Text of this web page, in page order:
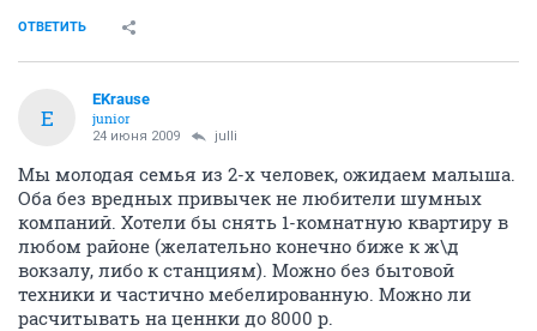
ОТВЕТИТЬ
E
EKrause
junior
24 июня 2009 julli
Мы молодая семья из 2-х человек, ожидаем малыша.
Оба без вредных привычек не любители шумных
компаний. Хотели бы снять 1-комнатную квартиру в
любом районе (желательно конечно биже к ж\д
вокзалу, либо к станциям). Можно без бытовой
техники и частично мебелированную. Можно ли
расчитывать на ценнки до 8000 р.